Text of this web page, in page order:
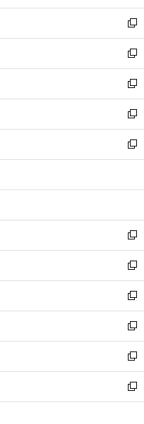
開
く
ウ
で
開
く
ン
ド
ウ
で
開
く
ウ
ィ
ン
ド
ウ
で
開
く
新
し
い
ウ
ィ
ン
ド
ウ
で
開
新
し
い
ウ
ィ
ン
ド
ウ
開
新
し
い
ウ
ィ
ン
ウ
開
く
新
し
い
ウ
ン
ウ
で
開
く
新
し
ウ
ン
ド
ウ
で
開
く
新
し
い
ウ
ィ
ン
ド
ウ
で
開
く
新
し
い
ウ
ィ
ン
ド
ウ
で
開
新
し
い
ウ
ィ
ン
ド
ウ
新
し
い
ウ
ィ
ン
新
し
い
ウ
新
し